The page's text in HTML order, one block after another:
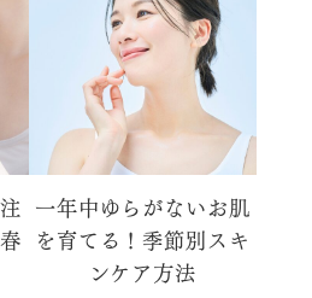
一年中ゆらがないお肌
を育てる！季節別スキ
ンケア方法